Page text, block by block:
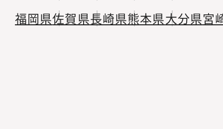
福岡県佐賀県長崎県熊本県大分県宮